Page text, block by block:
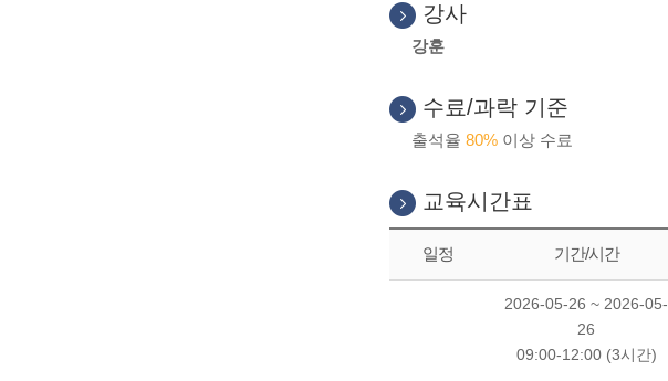
강사
강훈
수료/과락 기준
출석율 80% 이상 수료
교육시간표
일정 기간/시간
2026-05-26 ~ 2026-05-
26
09:00-12:00 (3시간)